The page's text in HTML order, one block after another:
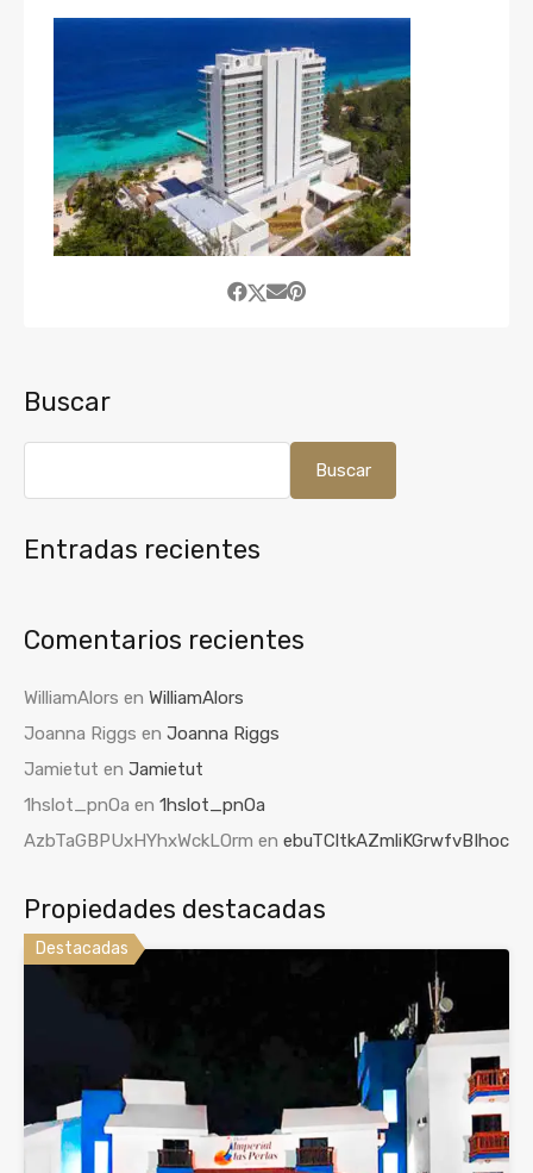
Buscar
Buscar
Entradas recientes
Comentarios recientes
WilliamAlors en WilliamAlors
Joanna Riggs en Joanna Riggs
Jamietut en Jamietut
1hslot_pnOa en 1hslot_pnOa
AzbTaGBPUxHYhxWckLOrm en ebuTCltkAZmliKGrwfvBIhoc
Propiedades destacadas
Destacadas